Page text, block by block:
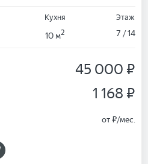
Кухня
10 м2
Этаж
7 / 14
45 000 ₽
1 168 ₽
от₽/мес.